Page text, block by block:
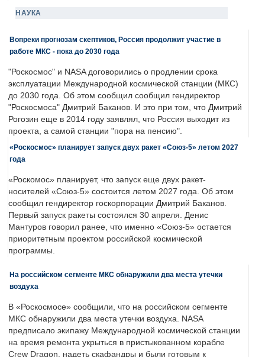
НАУКА
Вопреки прогнозам скептиков, Россия продолжит участие в
работе МКС - пока до 2030 года
"Роскосмос" и NASA договорились о продлении срока
эксплуатации Международной космической станции (МКС)
до 2030 года. Об этом сообщил сообщил гендиректор
"Роскосмоса" Дмитрий Баканов. И это при том, что Дмитрий
Рогозин еще в 2014 году заявлял, что Россия выходит из
проекта, а самой станции "пора на пенсию".
«Роскосмос» планирует запуск двух ракет «Союз-5» летом 2027
года
«Роскомос» планирует, что запуск еще двух ракет-
носителей «Союз-5» состоится летом 2027 года. Об этом
сообщил гендиректор госкорпорации Дмитрий Баканов.
Первый запуск ракеты состоялся 30 апреля. Денис
Мантуров говорил ранее, что именно «Союз-5» остается
приоритетным проектом российской космической
программы.
На российском сегменте МКС обнаружили два места утечки
воздуха
В «Роскосмосе» сообщили, что на российском сегменте
МКС обнаружили два места утечки воздуха. NASA
предписало экипажу Международной космической станции
на время ремонта укрыться в пристыкованном корабле
Crew Dragon, надеть скафандры и были готовым к